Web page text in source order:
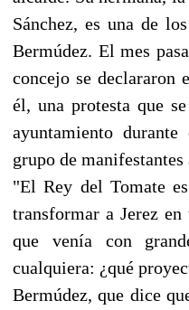
Sánchez, es una de
Bermúdez. El mes
concejo se declararon
él, una protesta que
ayuntamiento
grupo de
"El Rey del Tomate
transformar a Jerez
que venía con
cualquiera: ¿qué
Bermúdez, que dice